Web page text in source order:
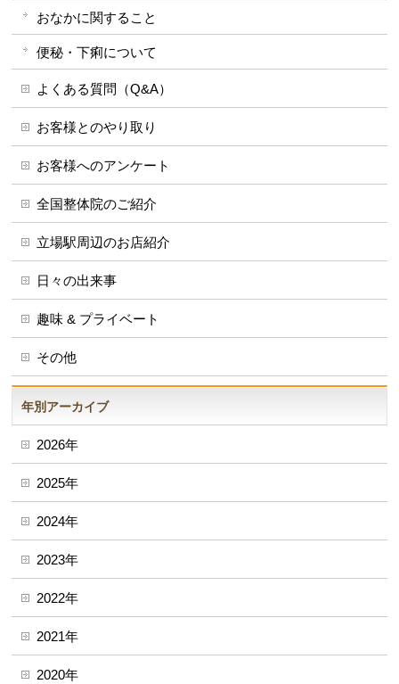
おなかに関すること
便秘・下痢について
よくある質問（Q&A）
お客様とのやり取り
お客様へのアンケート
全国整体院のご紹介
立場駅周辺のお店紹介
日々の出来事
趣味 & プライベート
その他
年別アーカイブ
2026年
2025年
2024年
2023年
2022年
2021年
2020年